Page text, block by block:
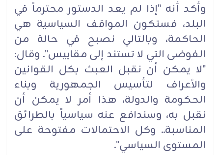
وأكد أنه "إذا لم يعد الدستور محترماً في
البلد، فستكون المواقف السياسية هي
الحاكمة، وبالتالي نصبح في حالة من
الفوضى التي لا تستند إلى مقاييس". وقال:
"لا يمكن أن نقبل العبث بكل القوانين
والأعراف لتأسيس الجمهورية وبناء
الحكومة والدولة، هذا أمر لا يمكن أن
نقبل به، وسندافع عنه سياسياً بالطرائق
المناسبة.. وكل الاحتمالات مفتوحة على
المستوى السياسي".